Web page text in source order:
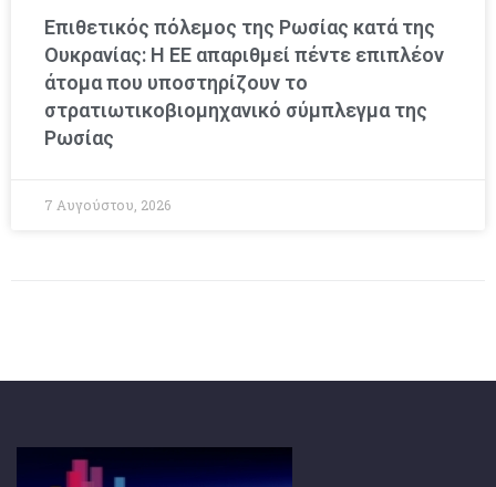
Επιθετικός πόλεμος της Ρωσίας κατά της
Ουκρανίας: Η ΕΕ απαριθμεί πέντε επιπλέον
άτομα που υποστηρίζουν το
στρατιωτικοβιομηχανικό σύμπλεγμα της
Ρωσίας
7 Αυγούστου, 2026